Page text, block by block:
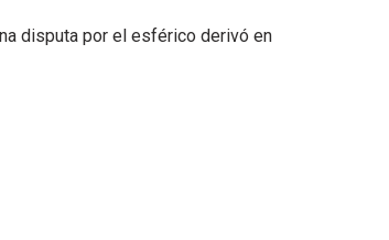
disputa por el esférico derivó en